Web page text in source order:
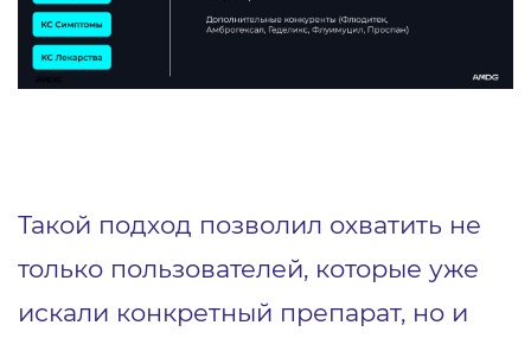
Такой подход позволил охватить не
только пользователей, которые уже
искали конкретный препарат, но и